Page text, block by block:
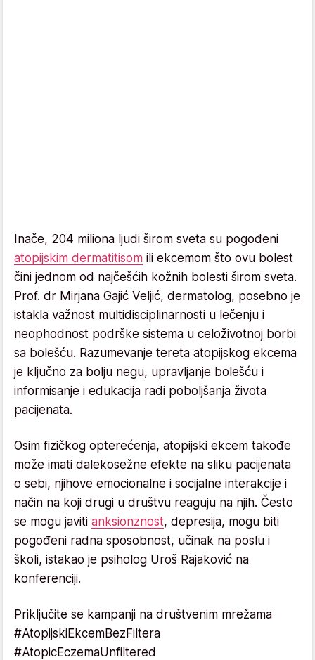
Inače, 204 miliona ljudi širom sveta su pogođeni
atopijskim dermatitisom ili ekcemom što ovu bolest
čini jednom od najčešćih kožnih bolesti širom sveta.
Prof. dr Mirjana Gajić Veljić, dermatolog, posebno je
istakla važnost multidisciplinarnosti u lečenju i
neophodnost podrške sistema u celoživotnoj borbi
sa bolešću. Razumevanje tereta atopijskog ekcema
je ključno za bolju negu, upravljanje bolešću i
informisanje i edukacija radi poboljšanja života
pacijenata.
Osim fizičkog opterećenja, atopijski ekcem takođe
može imati dalekosežne efekte na sliku pacijenata
o sebi, njihove emocionalne i socijalne interakcije i
način na koji drugi u društvu reaguju na njih. Često
se mogu javiti anksionznost, depresija, mogu biti
pogođeni radna sposobnost, učinak na poslu i
školi, istakao je psiholog Uroš Rajaković na
konferenciji.
Priključite se kampanji na društvenim mrežama
#AtopijskiEkcemBezFiltera
#AtopicEczemaUnfiltered